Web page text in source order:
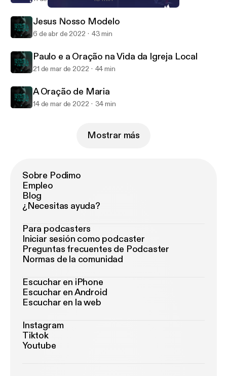
Reviver
Jesus Nosso Modelo
6 de abr de 2022 43 min
Paulo e a Oração na Vida da Igreja Local
21 de mar de 2022 44 min
A Oração de Maria
14 de mar de 2022 34 min
Mostrar más
Sobre Podimo
Empleo
Blog
¿Necesitas ayuda?
Para podcasters
Iniciar sesión como podcaster
Preguntas frecuentes de Podcaster
Normas de la comunidad
Escuchar en iPhone
Escuchar en Android
Escuchar en la web
Instagram
Tiktok
Youtube